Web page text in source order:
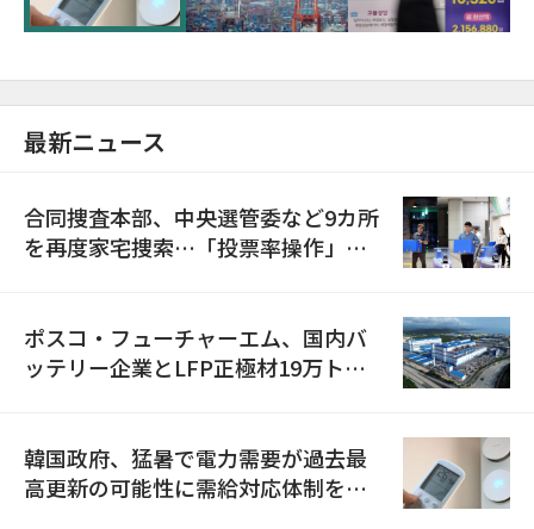
最新ニュース
合同捜査本部、中央選管委など9カ所
を再度家宅捜索…「投票率操作」の
ポスコ・フューチャーエム、国内バ
ッテリー企業とLFP正極材19万トン
韓国政府、猛暑で電力需要が過去最
高更新の可能性に需給対応体制を点